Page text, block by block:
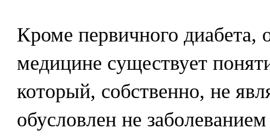
Кроме первичного диабета,
медицине существует
который, собственно, не
обусловлен не